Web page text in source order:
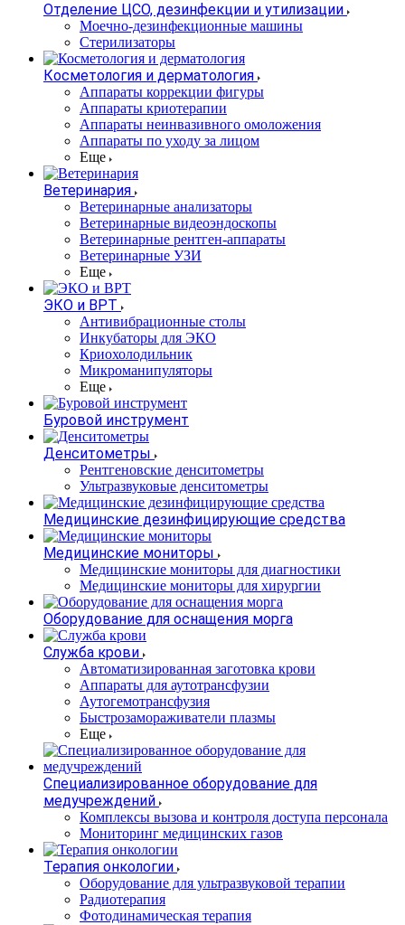
Отделение ЦСО, дезинфекции и утилизации
Моечно-дезинфекционные машины
Стерилизаторы
Косметология и дерматология
Аппараты коррекции фигуры
Аппараты криотерапии
Аппараты неинвазивного омоложения
Аппараты по уходу за лицом
Еще
Ветеринария
Ветеринарные анализаторы
Ветеринарные видеоэндоскопы
Ветеринарные рентген-аппараты
Ветеринарные УЗИ
Еще
ЭКО и ВРТ
Антивибрационные столы
Инкубаторы для ЭКО
Криохолодильник
Микроманипуляторы
Еще
Буровой инструмент
Денситометры
Рентгеновские денситометры
Ультразвуковые денситометры
Медицинские дезинфицирующие средства
Медицинские мониторы
Медицинские мониторы для диагностики
Медицинские мониторы для хирургии
Оборудование для оснащения морга
Служба крови
Автоматизированная заготовка крови
Аппараты для аутотрансфузии
Аутогемотрансфузия
Быстрозамораживатели плазмы
Еще
Специализированное оборудование для
медучреждений
Комплексы вызова и контроля доступа персонала
Мониторинг медицинских газов
Терапия онкологии
Оборудование для ультразвуковой терапии
Радиотерапия
Фотодинамическая терапия